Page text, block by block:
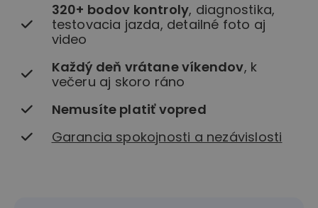
320+ bodov kontroly, diagnostika,
testovacia jazda, detailné foto aj
video
Každý deň vrátane víkendov, k
večeru aj skoro ráno
Nemusíte platiť vopred
Garancia spokojnosti a nezávislosti